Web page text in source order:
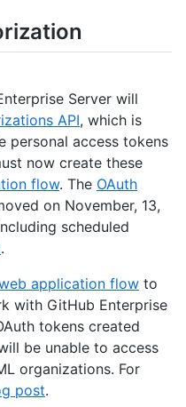
Server will
API, which is
personal access tokens
now create these
flow. The OAuth
on November, 13,
scheduled
.
application flow to
with GitHub Enterprise
tokens created
be unable to access
organizations. For
post.